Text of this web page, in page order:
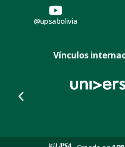
@upsabolivia
Vínculos